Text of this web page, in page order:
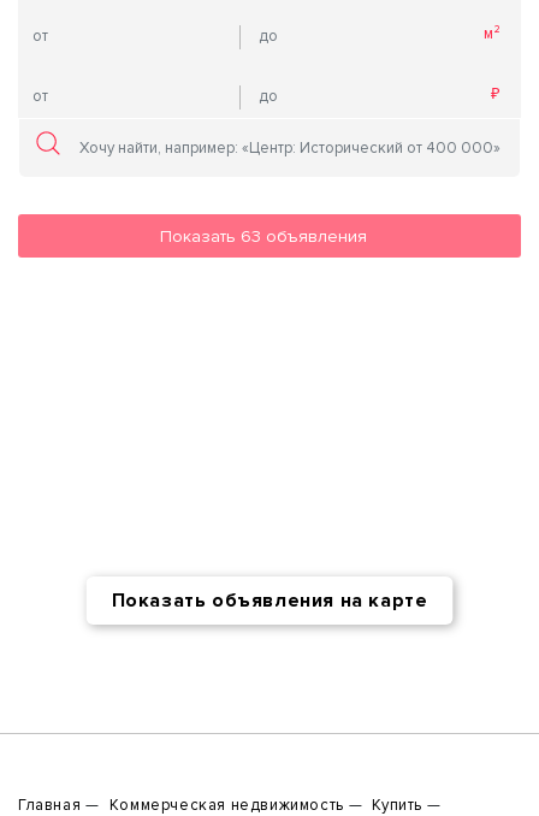
Показать 63 объявления
Показать объявления на карте
Главная Коммерческая недвижимость
Купить